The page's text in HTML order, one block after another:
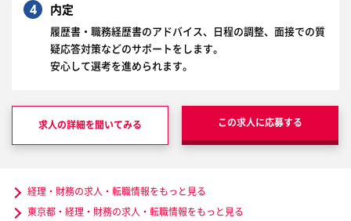
4 内定
履歴書・職務経歴書のアドバイス、日程の調整、面接での質
疑応答対策などのサポートをします。
安心して選考を進められます。
求人の詳細を聞いてみる この求人に応募する
経理・財務の求人・転職情報をもっと見る
東京都・経理・財務の求人・転職情報をもっと見る